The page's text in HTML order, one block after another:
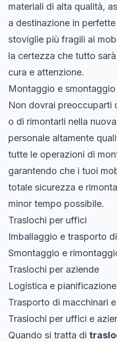
materiali di alta qualità,
a destinazione in
stoviglie più fragili ai
la certezza che tutto
cura e attenzione.
Montaggio e
Non dovrai preoccuparti
o di rimontarli nella
personale altamente
tutte le operazioni di
garantendo che i tuoi
totale sicurezza e
minor tempo possibile.
Traslochi per uffici
Imballaggio e trasporto
Smontaggio e
Traslochi per aziende
Logistica e pianificazione
Trasporto di macchinari
Traslochi per uffici e
Quando si tratta di